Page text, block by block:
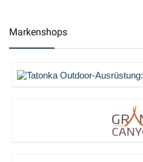
Markenshops